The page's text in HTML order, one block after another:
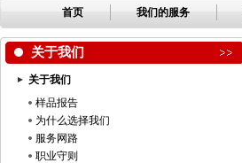
首页 我们的服务
关于我们
关于我们
样品报告
为什么选择我们
服务网路
职业守则